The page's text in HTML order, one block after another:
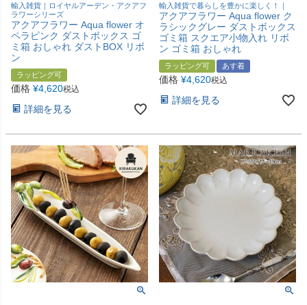
輸入雑貨｜ロイヤルアーデン・アクアフ
ラワーシリーズ
アクアフラワー Aqua flower オ
ペラピンク ダストボックス ゴ
ミ箱 おしゃれ ダストBOX リボ
ン
ラッピング可
価格 ¥4,620税込
詳細を見る
輸入雑貨で暮らしを豊かに楽しく！｜
アクアフラワー Aqua flower ク
ラシックグレー ダストボックス
ゴミ箱 スクエア小物入れ リボ
ン ゴミ箱 おしゃれ
ラッピング可 あす着
価格 ¥4,620税込
詳細を見る